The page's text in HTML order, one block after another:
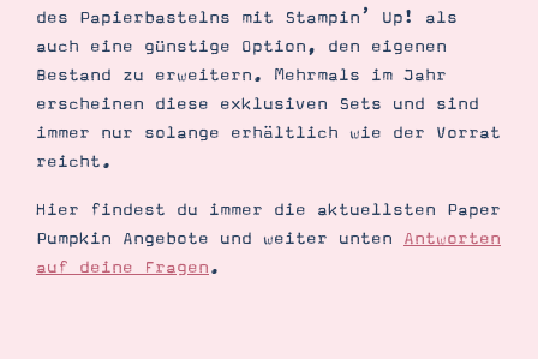
Angebote
Demonstrator werden
Gutscheine
Produkte erklärt
Über Stampin’ Up!
des Papierbastelns mit Stampin’ Up! als
auch eine günstige Option, den eigenen
Bestand zu erweitern. Mehrmals im Jahr
erscheinen diese exklusiven Sets und sind
immer nur solange erhältlich wie der Vorrat
reicht.
Hier findest du immer die aktuellsten Paper
Pumpkin Angebote und weiter unten Antworten
auf deine Fragen.